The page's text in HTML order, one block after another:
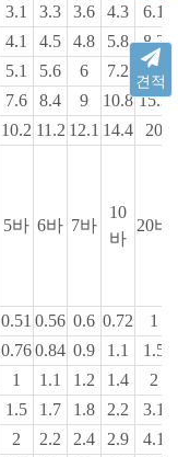
3.1 3.3 3.6 4.3
6.1
4.1 4.5 4.8 5.8 8.2
5.1 5.6 6 7.2 10.2
7.6 8.4 9 10.8 15.3
10.2 11.2 12.1 14.4 20
5바 6바 7바
10
바
20바
0.51 0.56 0.6 0.72
1
0.760.84 0.9 1.1
1.5
1 1.1 1.2 1.4
2
1.5 1.7 1.8 2.2
3.1
2 2.2 2.4 2.9
4.1
견적